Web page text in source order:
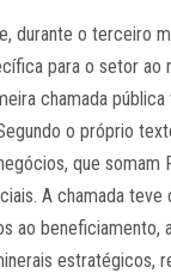
durante o terceiro
para o setor ao
chamada pública
o próprio
que somam
A chamada
ao beneficiamento,
estratégicos,